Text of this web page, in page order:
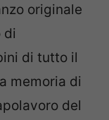
originale
di
di tutto il
memoria di
del